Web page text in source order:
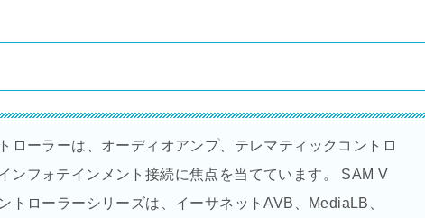
ローラーは、オーディオアンプ、テレマティックコントロ
ンフォテインメント接続に焦点を当てています。 SAM V
ローラーシリーズは、イーサネットAVB、MediaLB、